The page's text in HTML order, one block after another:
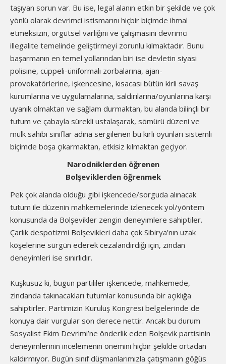
taşıyan sorun var. Bu ise, legal alanın etkin bir şekilde ve çok
yönlü olarak devrimci istismarını hiçbir biçimde ihmal
etmeksizin, örgütsel varlığını ve çalışmasını devrimci
illegalite temelinde geliştirmeyi zorunlu kılmaktadır. Bunu
başarmanın en temel yollarından biri ise devletin siyasi
polisine, cüppeli-üniformalı zorbalarına, ajan-
provokatörlerine, işkencesine, kısacası bütün kirli savaş
kurumlarına ve uygulamalarına, saldırılarına/oyunlarına karşı
uyanık olmaktan ve sağlam durmaktan, bu alanda bilinçli bir
tutum ve çabayla sürekli ustalaşarak, sömürü düzeni ve
mülk sahibi sınıflar adına sergilenen bu kirli oyunları sistemli
biçimde boşa çıkarmaktan, etkisiz kılmaktan geçiyor.
Narodniklerden öğrenen
Bolşeviklerden öğrenmek
Pek çok alanda olduğu gibi işkencede/sorguda alınacak
tutum ile düzenin mahkemelerinde izlenecek yol/yöntem
konusunda da Bolşevikler zengin deneyimlere sahiptiler.
Çarlık despotizmi Bolşevikleri daha çok Sibirya’nın uzak
köşelerine sürgün ederek cezalandırdığı için, zindan
deneyimleri ise sınırlıdır.
Kuşkusuz ki, bugün partililer işkencede, mahkemede,
zindanda takınacakları tutumlar konusunda bir açıklığa
sahiptirler. Partimizin Kuruluş Kongresi belgelerinde de
konuya dair vurgular son derece nettir. Ancak bu durum
Sosyalist Ekim Devrimi’ne önderlik eden Bolşevik partisinin
deneyimlerinin incelemenin önemini hiçbir şekilde ortadan
kaldırmıyor. Bugün sınıf düşmanlarımızla çatışmanın göğüs